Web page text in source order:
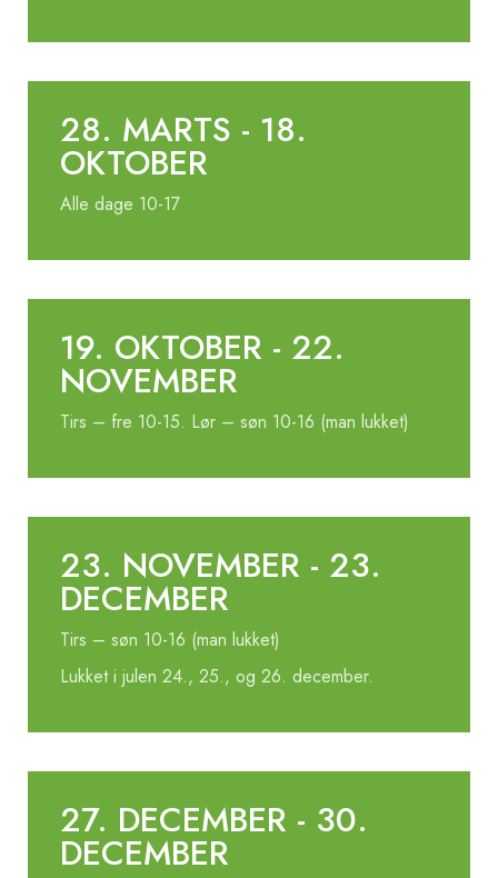
28. MARTS - 18.
OKTOBER
Alle dage 10-17
19. OKTOBER - 22.
NOVEMBER
Tirs – fre 10-15. Lør – søn 10-16 (man lukket)
23. NOVEMBER - 23.
DECEMBER
Tirs – søn 10-16 (man lukket)
Lukket i julen 24., 25., og 26. december.
27. DECEMBER - 30.
DECEMBER